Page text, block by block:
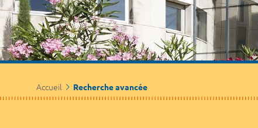
Accueil Recherche avancée